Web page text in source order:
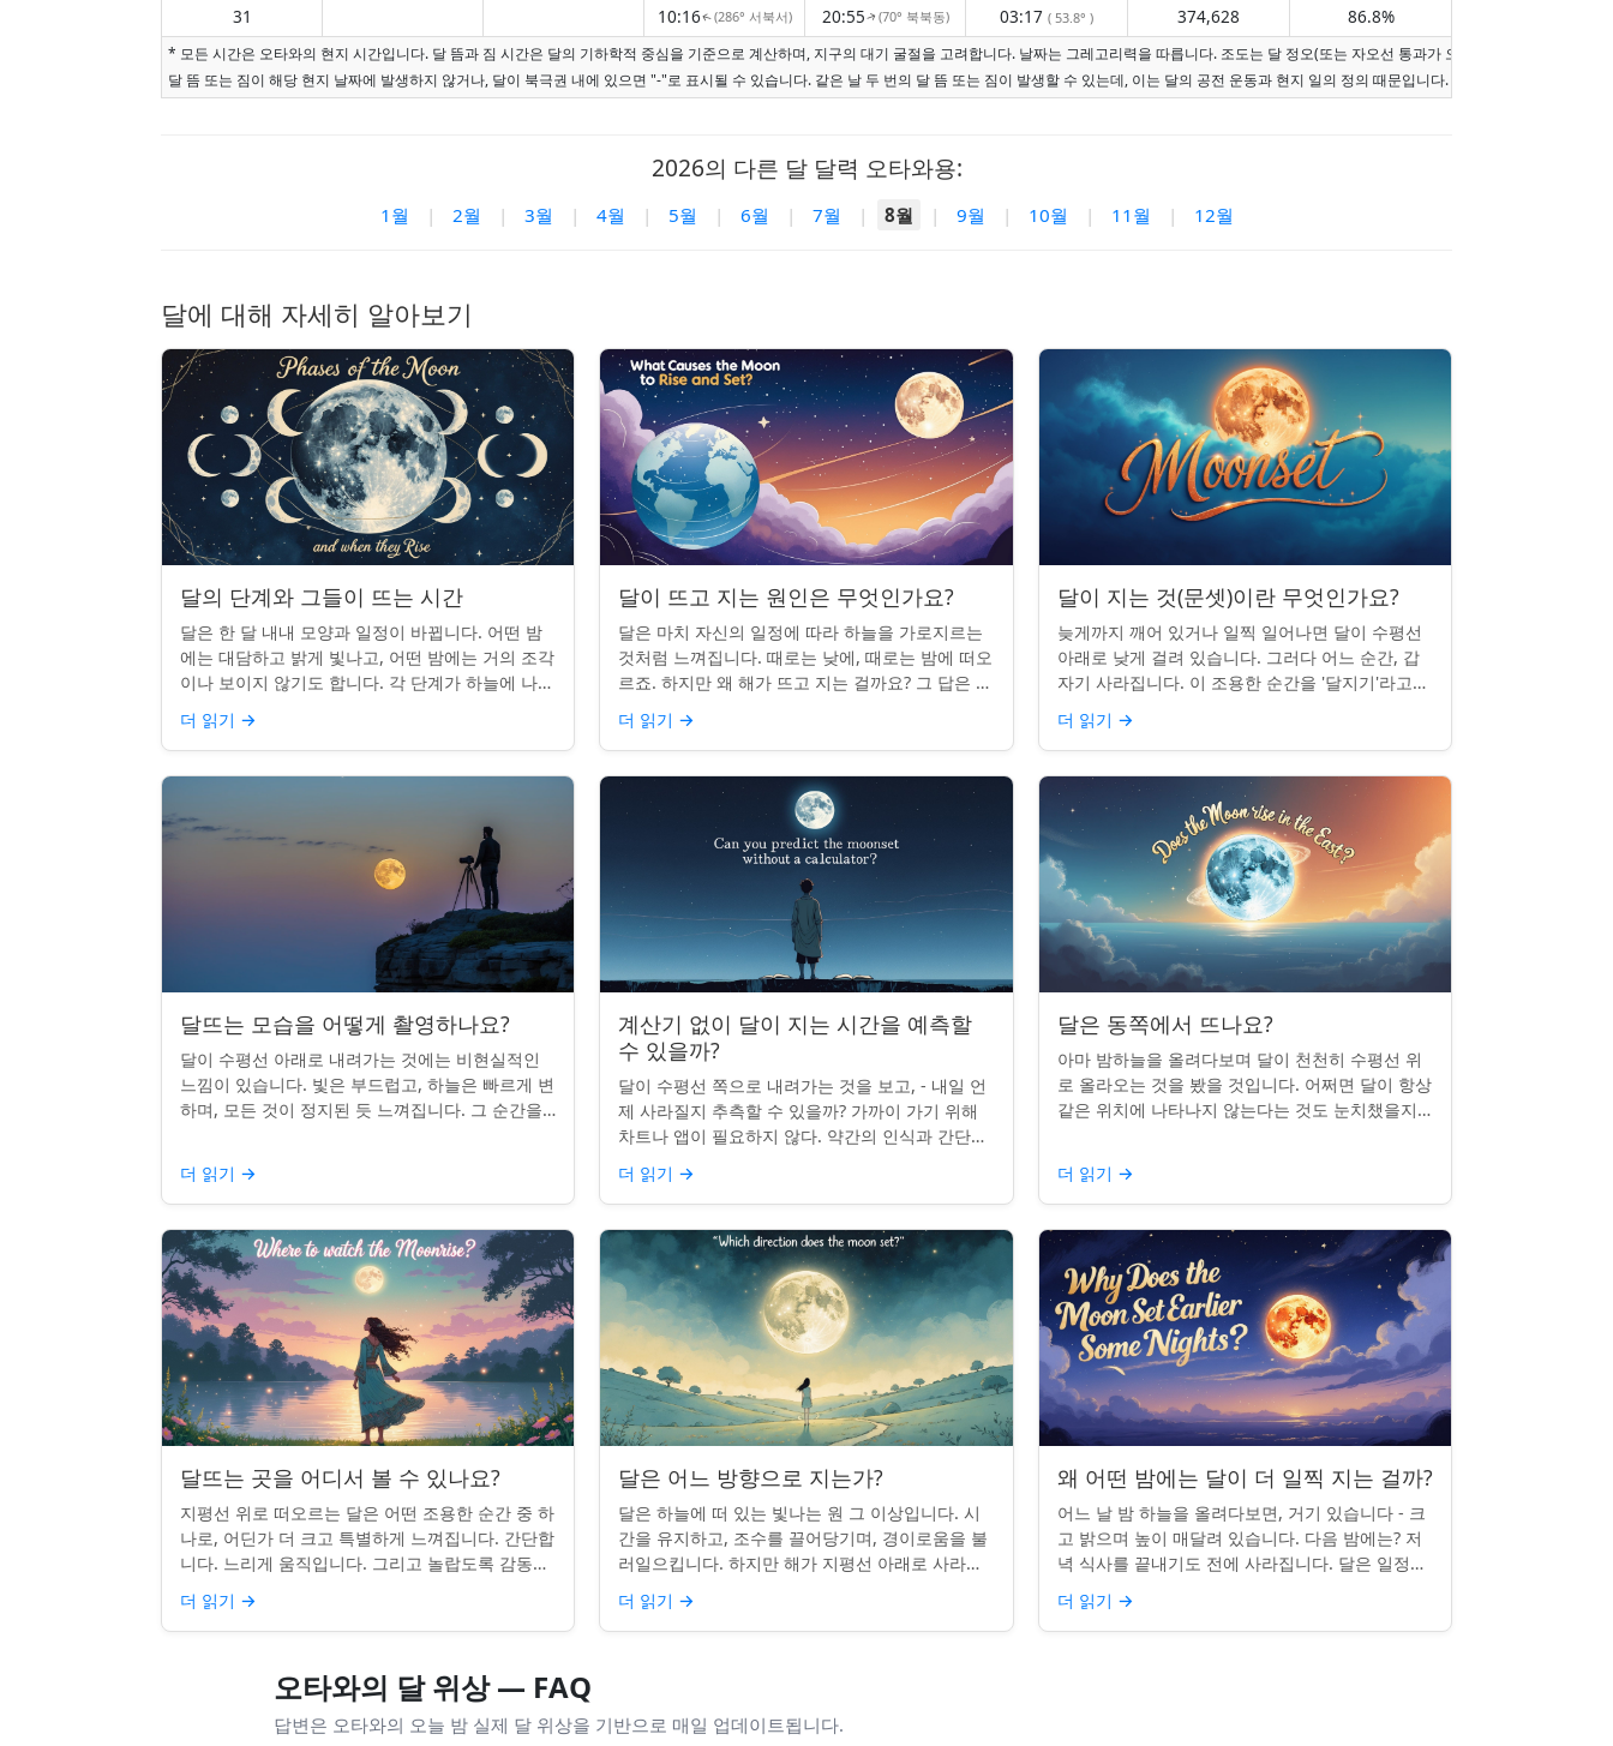
31
10:16↑(286° 서북서) 20:55↑(70° 북북동) 03:17 ( 53.8° ) 374,628 86.8%
* 모든 시간은 오타와의 현지 시간입니다. 달 뜸과 짐 시간은 달의 기하학적 중심을 기준으로 계산하며, 지구의 대기 굴절을 고려합니다. 날짜는 그레고리력을 따릅니다. 조도는 달 정오(또는 자오선 통과가 오늘이 아니면 현지 정오)
달 뜸 또는 짐이 해당 현지 날짜에 발생하지 않거나, 달이 북극권 내에 있으면 "-"로 표시될 수 있습니다. 같은 날 두 번의 달 뜸 또는 짐이 발생할 수 있는데, 이는 달의 공전 운동과 현지 일의 정의 때문입니다.
2026의 다른 달 달력 오타와용:
1월 | 2월 | 3월 | 4월 | 5월 | 6월 | 7월 | 8월 | 9월 | 10월 | 11월 | 12월
달에 대해 자세히 알아보기
달의 단계와 그들이 뜨는 시간
달은 한 달 내내 모양과 일정이 바뀝니다. 어떤 밤
에는 대담하고 밝게 빛나고, 어떤 밤에는 거의 조각
이나 보이지 않기도 합니다. 각 단계가 하늘에 나타
나는 시기를 궁금해한 적이 있다면, 혼자가 아닙니
다. 사실 그 타...
더 읽기 →
달이 뜨고 지는 원인은 무엇인가요?
달은 마치 자신의 일정에 따라 하늘을 가로지르는
것처럼 느껴집니다. 때로는 낮에, 때로는 밤에 떠오
르죠. 하지만 왜 해가 뜨고 지는 걸까요? 그 답은 단
순히 달에 관한 것이 아니라 우리에 관한 것입니다.
핵심 통찰:...
더 읽기 →
달이 지는 것(문셋)이란 무엇인가요?
늦게까지 깨어 있거나 일찍 일어나면 달이 수평선
아래로 낮게 걸려 있습니다. 그러다 어느 순간, 갑
자기 사라집니다. 이 조용한 순간을 '달지기'라고
부릅니다. 매일 일어나지만 대부분의 사람들은 놓
치곤 합니다. 핵심 ...
더 읽기 →
달뜨는 모습을 어떻게 촬영하나요?
달이 수평선 아래로 내려가는 것에는 비현실적인
느낌이 있습니다. 빛은 부드럽고, 하늘은 빠르게 변
하며, 모든 것이 정지된 듯 느껴집니다. 그 순간을
더 읽기 →
계산기 없이 달이 지는 시간을 예측할
수 있을까?
달이 수평선 쪽으로 내려가는 것을 보고, - 내일 언
제 사라질지 추측할 수 있을까? 가까이 가기 위해
차트나 앱이 필요하지 않다. 약간의 인식과 간단한
요령만 있으면 된다. 주요 통찰력: 오늘의 달 뜨는
시간을 알고...
더 읽기 →
달은 동쪽에서 뜨나요?
아마 밤하늘을 올려다보며 달이 천천히 수평선 위
로 올라오는 것을 봤을 것입니다. 어쩌면 달이 항상
같은 위치에 나타나지 않는다는 것도 눈치챘을지
더 읽기 →
달뜨는 곳을 어디서 볼 수 있나요?
지평선 위로 떠오르는 달은 어떤 조용한 순간 중 하
나로, 어딘가 더 크고 특별하게 느껴집니다. 간단합
니다. 느리게 움직입니다. 그리고 놀랍도록 감동적
입니다. 하지만 어디를 봐야 할지 모르면 잡기 쉽지
않을 수 있습니...
더 읽기 →
달은 어느 방향으로 지는가?
달은 하늘에 떠 있는 빛나는 원 그 이상입니다. 시
간을 유지하고, 조수를 끌어당기며, 경이로움을 불
러일으킵니다. 하지만 해가 지평선 아래로 사라질
때, 당신은 한 번쯤 멈춰서 물어본 적이 있나요: 그
곳은 어디일까? ...
더 읽기 →
왜 어떤 밤에는 달이 더 일찍 지는 걸까?
어느 날 밤 하늘을 올려다보면, 거기 있습니다 - 크
고 밝으며 높이 매달려 있습니다. 다음 밤에는? 저
녁 식사를 끝내기도 전에 사라집니다. 달은 일정한
취침 시간을 지키지 않으며, 그럴 만한 좋은 이유가
있습니다. ...
더 읽기 →
오타와의 달 위상 — FAQ
답변은 오타와의 오늘 밤 실제 달 위상을 기반으로 매일 업데이트됩니다.